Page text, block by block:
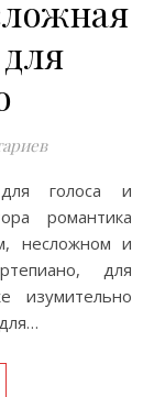
романтика
несложном и
для
изумительно